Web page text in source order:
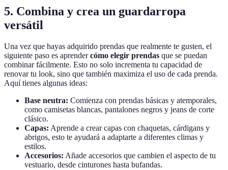
5. Combina y crea un guardarropa
versátil
Una vez que hayas adquirido prendas que realmente te gusten, el
siguiente paso es aprendercómo elegir prendas que se puedan
combinar fácilmente. Esto no solo incrementa tu capacidad de
renovar tu look, sino que también maximiza el uso de cada prenda.
Aquí tienes algunas ideas:
Base neutra: Comienza con prendas básicas y atemporales,
como camisetas blancas, pantalones negros y jeans de corte
clásico.
Capas: Aprende a crear capas con chaquetas, cárdigans y
abrigos, esto te ayudará a adaptarte a diferentes climas y
estilos.
Accesorios: Añade accesorios que cambien el aspecto de tu
vestuario, desde cinturones hasta bufandas.